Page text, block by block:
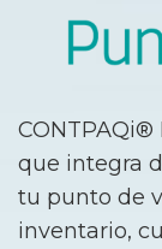
que integra
tu punto de
inventario,